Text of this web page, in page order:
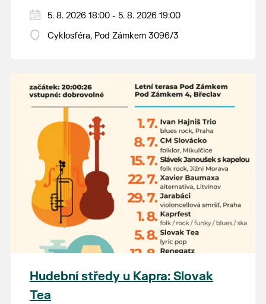
Hraje se jen za příznivého počasí.
Vstupné dobrovolné.
5. 8. 2026 18:00 - 5. 8. 2026 19:00
Cyklosféra, Pod Zámkem 3096/3
Hudební středy u Kapra: Slovak
Tea